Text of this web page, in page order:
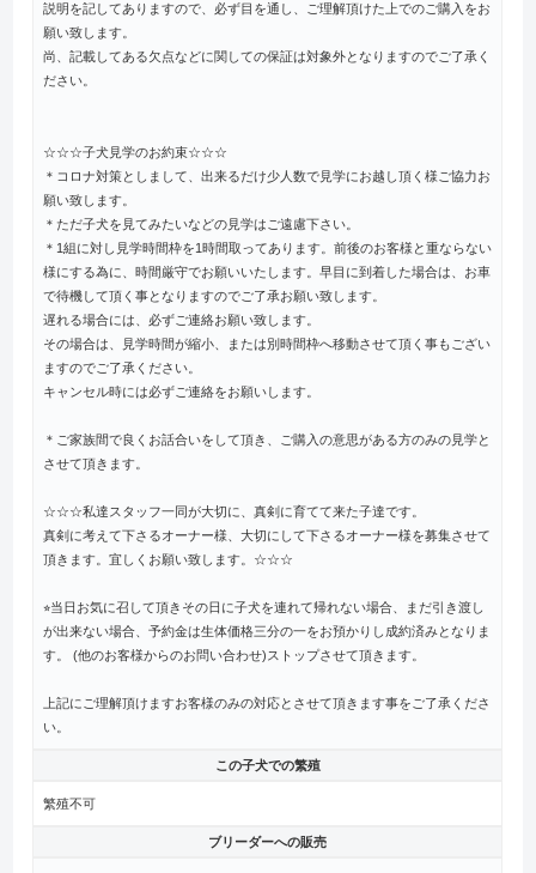
説明を記してありますので、必ず目を通し、ご理解頂けた上でのご購入をお
願い致します。
尚、記載してある欠点などに関しての保証は対象外となりますのでご了承く
ださい。
☆☆☆子犬見学のお約束☆☆☆
＊コロナ対策としまして、出来るだけ少人数で見学にお越し頂く様ご協力お
願い致します。
＊ただ子犬を見てみたいなどの見学はご遠慮下さい。
＊1組に対し見学時間枠を1時間取ってあります。前後のお客様と重ならない
様にする為に、時間厳守でお願いいたします。早目に到着した場合は、お車
で待機して頂く事となりますのでご了承お願い致します。
遅れる場合には、必ずご連絡お願い致します。
その場合は、見学時間が縮小、または別時間枠へ移動させて頂く事もござい
ますのでご了承ください。
キャンセル時には必ずご連絡をお願いします。
＊ご家族間で良くお話合いをして頂き、ご購入の意思がある方のみの見学と
させて頂きます。
☆☆☆私達スタッフ一同が大切に、真剣に育てて来た子達です。
真剣に考えて下さるオーナー様、大切にして下さるオーナー様を募集させて
頂きます。宜しくお願い致します。☆☆☆
⭐︎当日お気に召して頂きその日に子犬を連れて帰れない場合、まだ引き渡し
が出来ない場合、予約金は生体価格三分の一をお預かりし成約済みとなりま
す。 (他のお客様からのお問い合わせ)ストップさせて頂きます。
上記にご理解頂けますお客様のみの対応とさせて頂きます事をご了承くださ
い。
この子犬での繁殖
繁殖不可
ブリーダーへの販売